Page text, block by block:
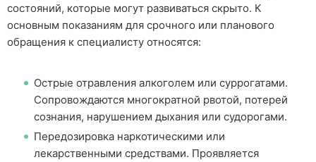
состояний, которые могут развиваться скрыто. К
основным показаниям для срочного или планового
обращения к специалисту относятся:
Острые отравления алкоголем или суррогатами.
Сопровождаются многократной рвотой, потерей
сознания, нарушением дыхания или судорогами.
Передозировка наркотическими или
лекарственными средствами. Проявляется